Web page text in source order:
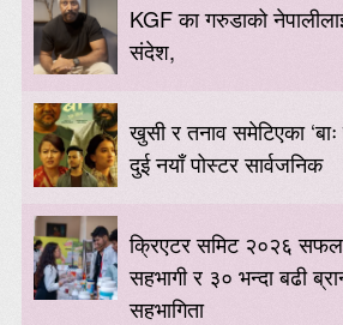
KGF का गरुडाको
संदेश,
खुसी र तनाव समेटिएका ‘बाः
दुई नयाँ पोस्टर सार्वजनिक
क्रिएटर समिट २०२६
सहभागी र ३० भन्दा बढी
सहभागिता